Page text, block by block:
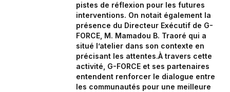
pistes de réflexion pour les futures
interventions. On notait également la
présence du Directeur Exécutif de G-
FORCE, M. Mamadou B. Traoré qui a
situé l’atelier dans son contexte en
précisant les attentes.À travers cette
activité, G-FORCE et ses partenaires
entendent renforcer le dialogue entre
les communautés pour une meilleure